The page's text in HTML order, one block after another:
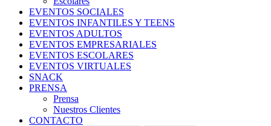
EVENTOS SOCIALES
EVENTOS INFANTILES Y TEENS
EVENTOS ADULTOS
EVENTOS EMPRESARIALES
EVENTOS ESCOLARES
EVENTOS VIRTUALES
SNACK
PRENSA
Prensa
Nuestros Clientes
CONTACTO